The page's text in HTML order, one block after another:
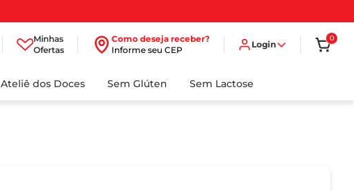
Minhas
Ofertas
Como deseja receber?
Informe seu CEP
Login
0
Ateliê dos Doces Sem Glúten Sem Lactose